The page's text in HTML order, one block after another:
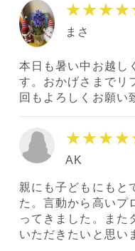
まさ
本日も暑い中お越し
す。おかげさまでリ
回もよろしくお願い
AK
親にも子どもにもと
た。言動から高いプ
ってきました。また
いただきたいと思い